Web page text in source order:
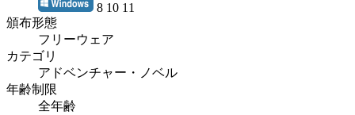
8 10 11
頒布形態
フリーウェア
カテゴリ
アドベンチャー・ノベル
年齢制限
全年齢